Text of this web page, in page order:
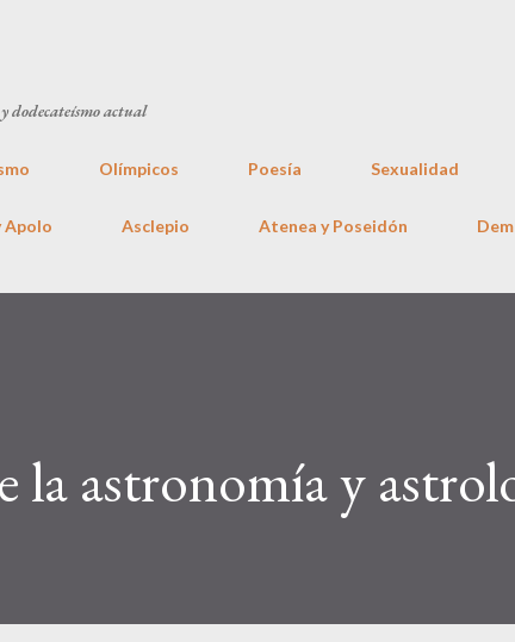
dodecateísmo actual
Olímpicos Poesía Sexualidad
Apolo Asclepio Atenea y Poseidón
la astronomía y